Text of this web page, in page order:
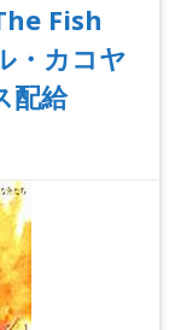
Fish
・カコヤ
配給